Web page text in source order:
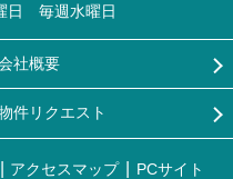
日 毎週水曜日
社概要
件リクエスト
アクセスマップ PCサイト